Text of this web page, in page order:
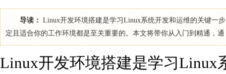
导读： Linux开发环境搭建是学习Linux系统开发和运维的关键一
定且适合你的工作环境都是至关重要的。本文将带你从入门到精通，通
Linux开发环境搭建是学习Linux